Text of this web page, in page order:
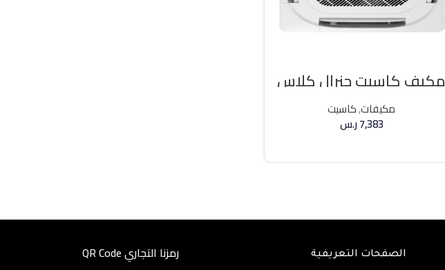
مكيف كاسيت جنرال كلاس
36000 وحده حار / بارد
مكيفات,كاسيت
7,383ر.س
الصفحات التعريفية
رمزنا التجاري QR Code